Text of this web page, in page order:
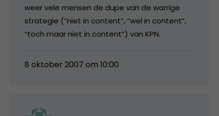
weer vele mensen de dupe van de warrige
strategie (“niet in content”, “wel in content”,
“toch maar niet in content”) van KPN.
8 oktober 2007 om 10:00